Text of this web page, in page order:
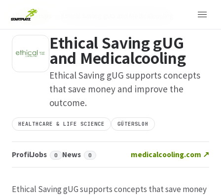
Alle Startups
Ethical Saving gUG
and Medicalcooling
Ethical Saving gUG supports concepts
that save money and improve the
outcome.
HEALTHCARE & LIFE SCIENCE GÜTERSLOH
ProfilJobs 0 News 0 medicalcooling.com ↗
Ethical Saving gUG supports concepts that save money